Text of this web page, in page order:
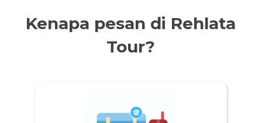
Kenapa pesan di Rehlata
Tour?